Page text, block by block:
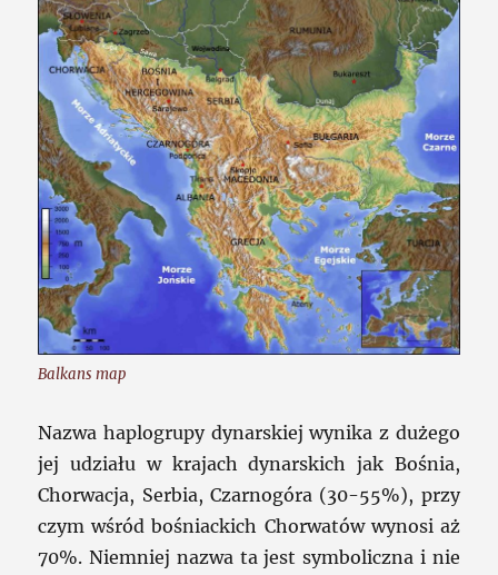
Balkans map
Nazwa haplogrupy dynarskiej wynika z dużego
jej udziału w krajach dynarskich jak Bośnia,
Chorwacja, Serbia, Czarnogóra (30-55%), przy
czym wśród bośniackich Chorwatów wynosi aż
70%. Niemniej nazwa ta jest symboliczna i nie